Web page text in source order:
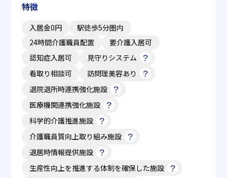
特徴
入居金0円
駅徒歩5分圏内
24時間介護職員配置
要介護入居可
認知症入居可
見守りシステム
看取り相談可
訪問理美容あり
退院退所時連携強化施設
医療機関連携強化施設
科学的介護推進施設
介護職員質向上取り組み施設
退居時情報提供施設
生産性向上を推進する体制を確保した施設